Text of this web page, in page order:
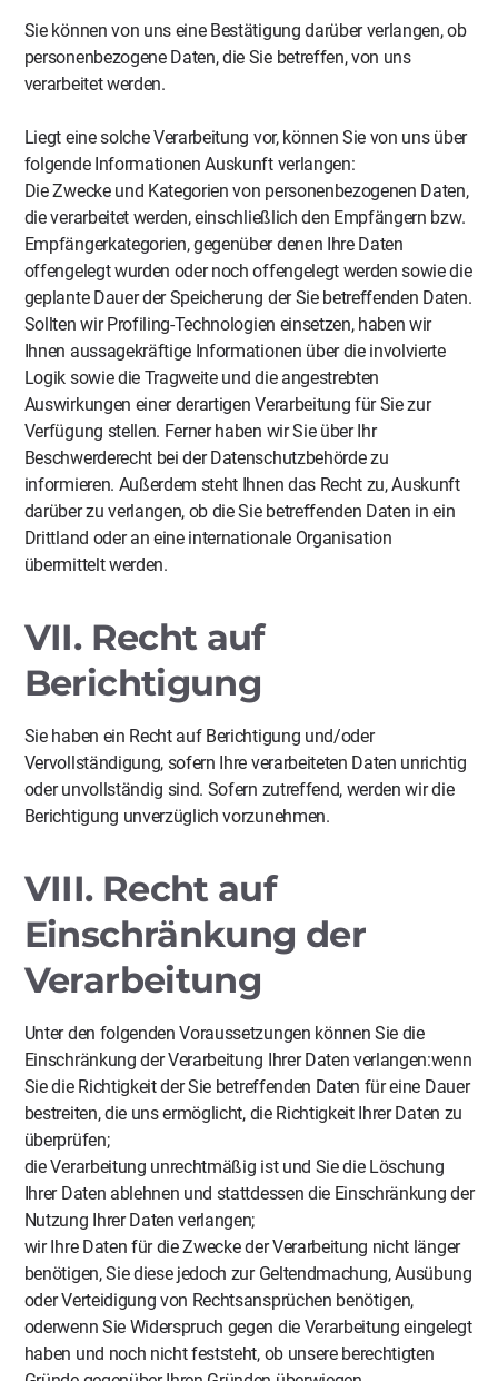
Sie können von uns eine Bestätigung darüber verlangen, ob
personenbezogene Daten, die Sie betreffen, von uns
verarbeitet werden.
Liegt eine solche Verarbeitung vor, können Sie von uns über
folgende Informationen Auskunft verlangen:
Die Zwecke und Kategorien von personenbezogenen Daten,
die verarbeitet werden, einschließlich den Empfängern bzw.
Empfängerkategorien, gegenüber denen Ihre Daten
offengelegt wurden oder noch offengelegt werden sowie die
geplante Dauer der Speicherung der Sie betreffenden Daten.
Sollten wir Profiling-Technologien einsetzen, haben wir
Ihnen aussagekräftige Informationen über die involvierte
Logik sowie die Tragweite und die angestrebten
Auswirkungen einer derartigen Verarbeitung für Sie zur
Verfügung stellen. Ferner haben wir Sie über Ihr
Beschwerderecht bei der Datenschutzbehörde zu
informieren. Außerdem steht Ihnen das Recht zu, Auskunft
darüber zu verlangen, ob die Sie betreffenden Daten in ein
Drittland oder an eine internationale Organisation
übermittelt werden.
VII. Recht auf
Berichtigung
Sie haben ein Recht auf Berichtigung und/oder
Vervollständigung, sofern Ihre verarbeiteten Daten unrichtig
oder unvollständig sind. Sofern zutreffend, werden wir die
Berichtigung unverzüglich vorzunehmen.
VIII. Recht auf
Einschränkung der
Verarbeitung
Unter den folgenden Voraussetzungen können Sie die
Einschränkung der Verarbeitung Ihrer Daten verlangen:wenn
Sie die Richtigkeit der Sie betreffenden Daten für eine Dauer
bestreiten, die uns ermöglicht, die Richtigkeit Ihrer Daten zu
überprüfen;
die Verarbeitung unrechtmäßig ist und Sie die Löschung
Ihrer Daten ablehnen und stattdessen die Einschränkung der
Nutzung Ihrer Daten verlangen;
wir Ihre Daten für die Zwecke der Verarbeitung nicht länger
benötigen, Sie diese jedoch zur Geltendmachung, Ausübung
oder Verteidigung von Rechtsansprüchen benötigen,
oderwenn Sie Widerspruch gegen die Verarbeitung eingelegt
haben und noch nicht feststeht, ob unsere berechtigten